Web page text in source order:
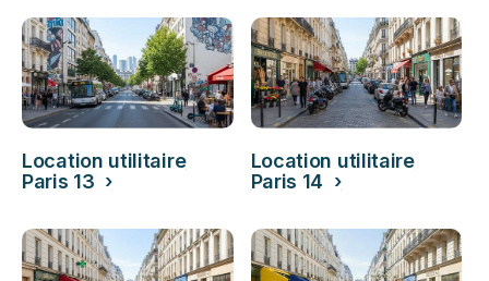
Location utilitaire
Paris 13 ›
Location utilitaire
Paris 14 ›